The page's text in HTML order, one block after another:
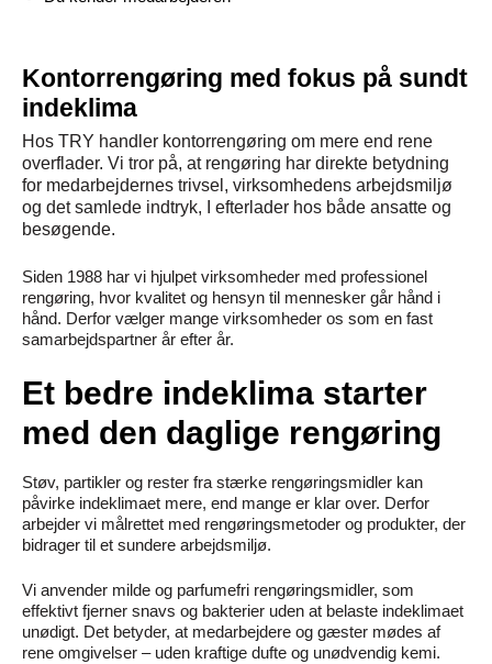
Kontorrengøring med fokus på sundt
indeklima
Hos TRY handler kontorrengøring om mere end rene
overflader. Vi tror på, at rengøring har direkte betydning
for medarbejdernes trivsel, virksomhedens arbejdsmiljø
og det samlede indtryk, I efterlader hos både ansatte og
besøgende.
Siden 1988 har vi hjulpet virksomheder med professionel
rengøring, hvor kvalitet og hensyn til mennesker går hånd i
hånd. Derfor vælger mange virksomheder os som en fast
samarbejdspartner år efter år.
Et bedre indeklima starter
med den daglige rengøring
Støv, partikler og rester fra stærke rengøringsmidler kan
påvirke indeklimaet mere, end mange er klar over. Derfor
arbejder vi målrettet med rengøringsmetoder og produkter, der
bidrager til et sundere arbejdsmiljø.
Vi anvender milde og parfumefri rengøringsmidler, som
effektivt fjerner snavs og bakterier uden at belaste indeklimaet
unødigt. Det betyder, at medarbejdere og gæster mødes af
rene omgivelser – uden kraftige dufte og unødvendig kemi.